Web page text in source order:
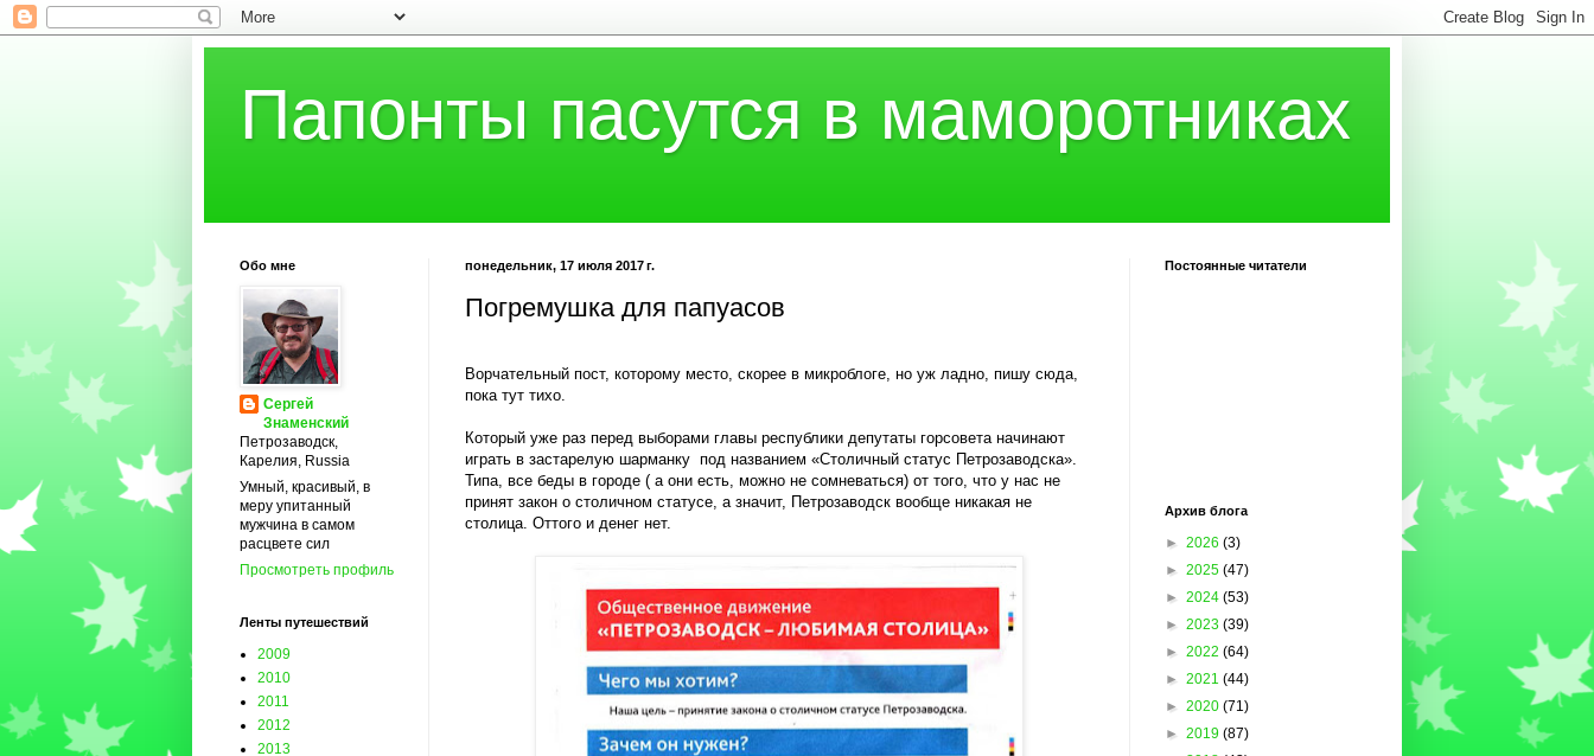
Папонты пасутся в маморотниках
понедельник, 17 июля 2017 г.
Погремушка для папуасов
Ворчательный пост, которому место, скорее в микроблоге, но уж ладно, пишу сюда,
пока тут тихо.
Который уже раз перед выборами главы республики депутаты горсовета начинают
играть в застарелую шарманку под названием «Столичный статус Петрозаводска».
Типа, все беды в городе ( а они есть, можно не сомневаться) от того, что у нас не
принят закон о столичном статусе, а значит, Петрозаводск вообще никакая не
столица. Оттого и денег нет.
Обо мне
Сергей
Знаменский
Петрозаводск,
Карелия, Russia
Умный, красивый, в
меру упитанный
мужчина в самом
расцвете сил
Просмотреть профиль
Ленты путешествий
2009
2010
2011
2012
2013
Постоянные читатели
Архив блога
► 2026 (3)
► 2025 (47)
► 2024 (53)
► 2023 (39)
► 2022 (64)
► 2021 (44)
► 2020 (71)
► 2019 (87)